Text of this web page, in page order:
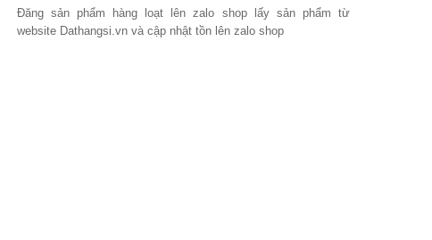
Đăng sản phẩm hàng loạt lên zalo shop lấy sản phẩm từ
website Dathangsi.vn và cập nhật tồn lên zalo shop